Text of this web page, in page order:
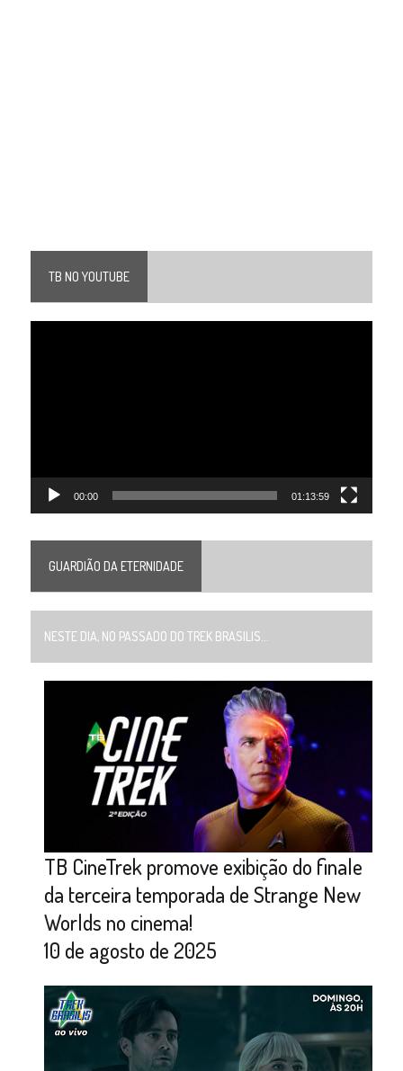
TB NO YOUTUBE
00:00 01:13:59
GUARDIÃO DA ETERNIDADE
NESTE DIA, NO PASSADO DO TREK BRASILIS...
TB CineTrek promove exibição do finale
da terceira temporada de Strange New
Worlds no cinema!
10 de agosto de 2025